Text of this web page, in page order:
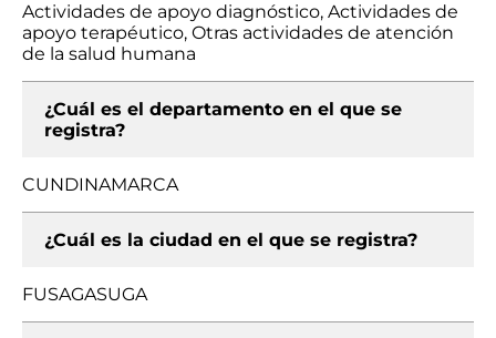
Actividades de apoyo diagnóstico, Actividades de
apoyo terapéutico, Otras actividades de atención
de la salud humana
¿Cuál es el departamento en el que se
registra?
CUNDINAMARCA
¿Cuál es la ciudad en el que se registra?
FUSAGASUGA